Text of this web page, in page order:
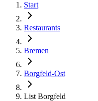
Start
Restaurants
Bremen
Borgfeld-Ost
List Borgfeld